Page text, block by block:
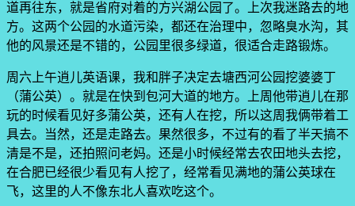
道再往东，就是省府对着的方兴湖公园了。上次我迷路去的地
方。这两个公园的水道污染，都还在治理中，忽略臭水沟，其
他的风景还是不错的，公园里很多绿道，很适合走路锻炼。
周六上午逍儿英语课，我和胖子决定去塘西河公园挖婆婆丁
（蒲公英）。就是在快到包河大道的地方。上周他带逍儿在那
玩的时候看见好多蒲公英，还有人在挖，所以这周我俩带着工
具去。当然，还是走路去。果然很多，不过有的看了半天搞不
清是不是，还拍照问老妈。还是小时候经常去农田地头去挖，
在合肥已经很少看见有人挖了，经常看见满地的蒲公英球在
飞，这里的人不像东北人喜欢吃这个。